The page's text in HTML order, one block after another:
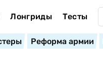
Лонгриды Тесты
Реформа армии